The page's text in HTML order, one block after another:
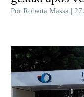
Por Roberta Massa |